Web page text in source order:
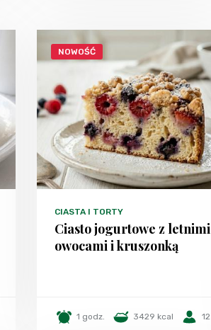
NOWOŚĆ
CIASTA I TORTY
Ciasto jogurtowe z letnimi
owocami i kruszonką
1 godz. 3429 kcal 12